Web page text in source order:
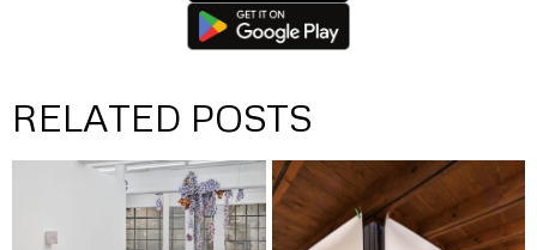
RELATED POSTS